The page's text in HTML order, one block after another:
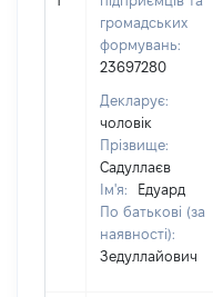
громадських
формувань:
23697280
Декларує:
чоловік
Прізвище:
Садуллаєв
Ім'я:
Едуард
По батькові (за
наявності):
Зедуллайович